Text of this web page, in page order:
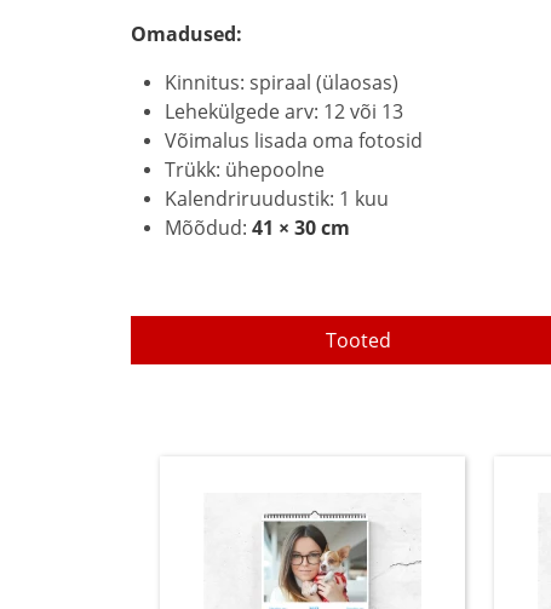
Omadused:
Kinnitus: spiraal (ülaosas)
Lehekülgede arv: 12 või 13
Võimalus lisada oma fotosid
Trükk: ühepoolne
Kalendriruudustik: 1 kuu
Mõõdud: 41 × 30 cm
Tooted